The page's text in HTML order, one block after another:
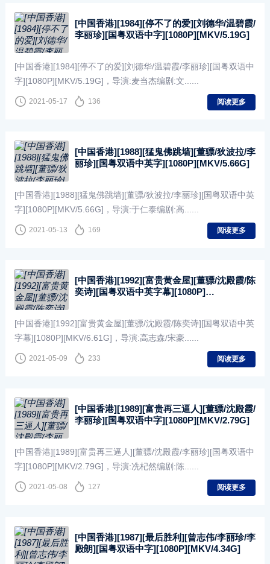
[中国香港][1984][停不了的爱][刘德华/温碧霞/
李丽珍][国粤双语中字][1080P][MKV/5.19G]
[中国香港][1984][停不了的爱][刘德华/温碧霞/李丽珍][国粤双语中
字][1080P][MKV/5.19G]，导演:麦当杰编剧:文......
2021-05-17 136 阅读更多
[中国香港][1988][猛鬼佛跳墙][董骠/狄波拉/李
丽珍][国粤双语中英字][1080P][MKV/5.66G]
[中国香港][1988][猛鬼佛跳墙][董骠/狄波拉/李丽珍][国粤双语中英
字][1080P][MKV/5.66G]，导演:于仁泰编剧:高......
2021-05-13 169 阅读更多
[中国香港][1992][富贵黄金屋][董骠/沈殿霞/陈
奕诗][国粤双语中英字幕][1080P]
[中国香港][1992][富贵黄金屋][董骠/沈殿霞/陈奕诗][国粤双语中英
字幕][1080P][MKV/6.61G]，导演:高志森/宋豪......
2021-05-09 233 阅读更多
[中国香港][1989][富贵再三逼人][董骠/沈殿霞/
李丽珍][国粤双语中字][1080P][MKV/2.79G]
[中国香港][1989][富贵再三逼人][董骠/沈殿霞/李丽珍][国粤双语中
字][1080P][MKV/2.79G]，导演:冼杞然编剧:陈......
2021-05-08 127 阅读更多
[中国香港][1987][最后胜利][曾志伟/李丽珍/李
殿朗][国粤双语中字][1080P][MKV/4.34G]